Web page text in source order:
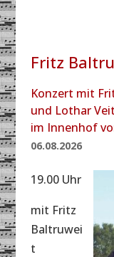
Fritz
Konzert mit
und Lothar
im Innenhof
06.08.2026
19.00 Uhr
mit Fritz
Baltruwei
t